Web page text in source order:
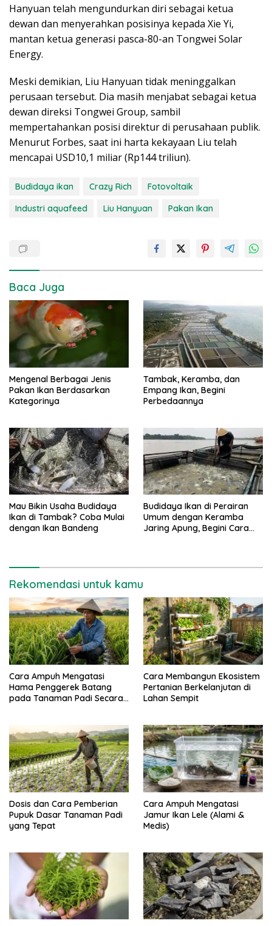
Hanyuan telah mengundurkan diri sebagai ketua
dewan dan menyerahkan posisinya kepada Xie Yi,
mantan ketua generasi pasca-80-an Tongwei Solar
Energy.
Meski demikian, Liu Hanyuan tidak meninggalkan
perusaan tersebut. Dia masih menjabat sebagai ketua
dewan direksi Tongwei Group, sambil
mempertahankan posisi direktur di perusahaan publik.
Menurut Forbes, saat ini harta kekayaan Liu telah
mencapai USD10,1 miliar (Rp144 triliun).
Budidaya ikan Crazy Rich
Fotovoltaik
Industri aquafeed
Liu Hanyuan Pakan Ikan
Baca Juga
Mengenal Berbagai Jenis
Pakan Ikan Berdasarkan
Kategorinya
Tambak, Keramba, dan
Empang Ikan, Begini
Perbedaannya
Mau Bikin Usaha Budidaya
Ikan di Tambak? Coba Mulai
dengan Ikan Bandeng
Budidaya Ikan di Perairan
Umum dengan Keramba
Jaring Apung, Begini Cara
Rekomendasi untuk kamu
Cara Ampuh Mengatasi
Hama Penggerek Batang
pada Tanaman Padi Secara
Cara Membangun Ekosistem
Pertanian Berkelanjutan di
Lahan Sempit
Dosis dan Cara Pemberian
Pupuk Dasar Tanaman Padi
yang Tepat
Cara Ampuh Mengatasi
Jamur Ikan Lele (Alami &
Medis)